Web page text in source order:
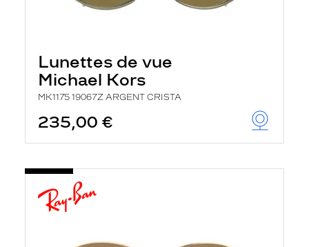
Lunettes de vue
Michael Kors
MK1175 19067Z ARGENT CRISTA
235,00 €